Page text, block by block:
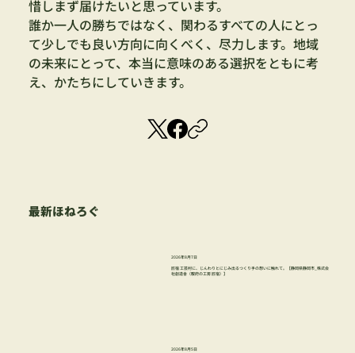
惜しまず届けたいと思っています。
誰か一人の勝ちではなく、関わるすべての人にとっ
て少しでも良い方向に向くべく、尽力します。地域
の未来にとって、本当に意味のある選択をともに考
え、かたちにしていきます。
最新ほねろぐ
2026年8月7日
匠宿 工芸村に、じんわりとにじみ出るつくり手の想いに触れて。【静岡県静岡市_株式会
社創造舎（駿府の工房 匠宿）】
2026年8月5日